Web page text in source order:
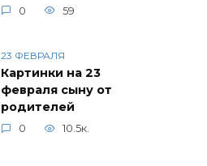
0 59
23 ФЕВРАЛЯ
Картинки на 23
февраля сыну от
родителей
0 10.5к.